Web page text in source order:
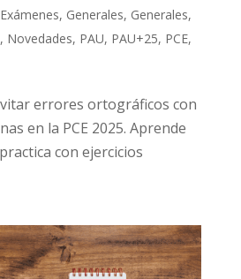
Exámenes, Generales, Generales,
, Novedades, PAU, PAU+25, PCE,
errores ortográficos con
en la PCE 2025. Aprende
con ejercicios